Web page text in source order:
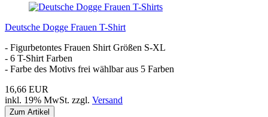
Deutsche Dogge Frauen T-Shirt
- Figurbetontes Frauen Shirt Größen S-XL
- 6 T-Shirt Farben
- Farbe des Motivs frei wählbar aus 5 Farben
16,66 EUR
inkl. 19% MwSt. zzgl. Versand
Zum Artikel